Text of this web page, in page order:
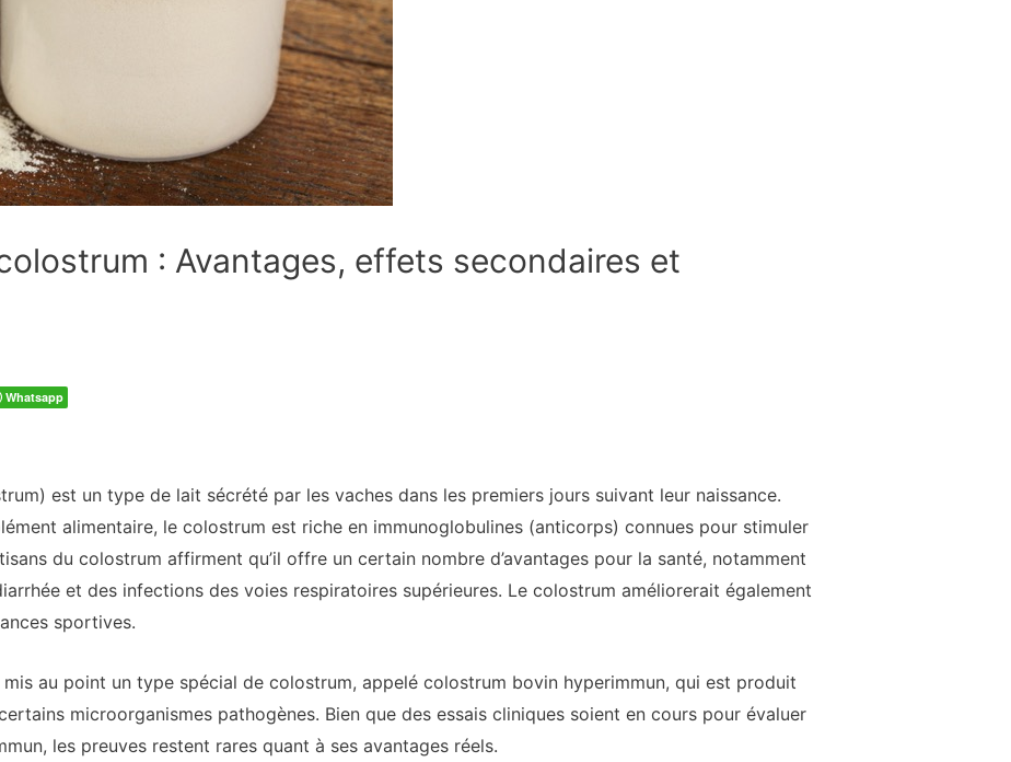
: Avantages, effets secondaires et
Whatsapp
est un type de lait sécrété par les vaches dans les premiers jours suivant leur naissance.
alimentaire, le colostrum est riche en immunoglobulines (anticorps) connues pour stimuler
du colostrum affirment qu’il offre un certain nombre d’avantages pour la santé, notamment
et des infections des voies respiratoires supérieures. Le colostrum améliorerait également
sportives.
au point un type spécial de colostrum, appelé colostrum bovin hyperimmun, qui est produit
microorganismes pathogènes. Bien que des essais cliniques soient en cours pour évaluer
les preuves restent rares quant à ses avantages réels.